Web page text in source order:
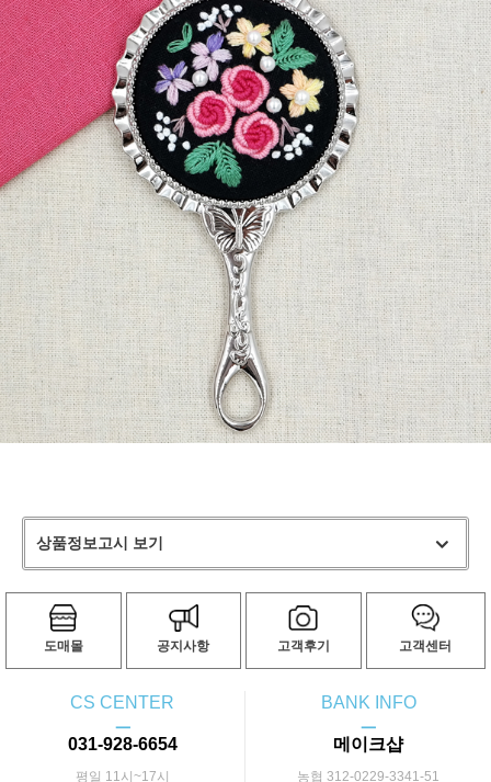
상품정보고시 보기
도매몰 공지사항 고객후기 고객센터
CS CENTER
ㅡ
031-928-6654
평일 11시~17시
BANK INFO
ㅡ
메이크샵
농협 312-0229-3341-51